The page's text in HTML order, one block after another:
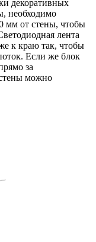
декоративных
необходимо
мм от стены, чтобы
лента
к краю так, чтобы
Если же блок
за
можно